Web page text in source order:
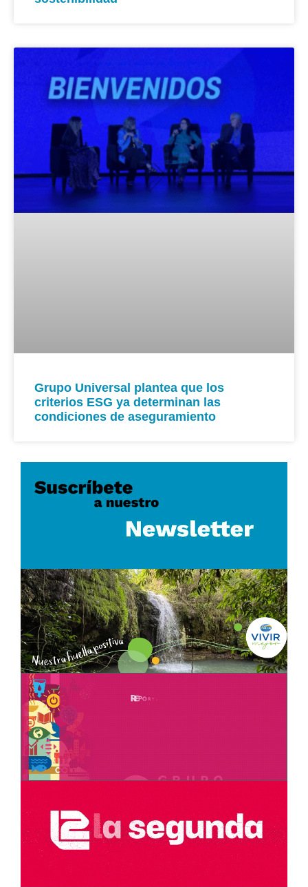
Grupo Universal plantea que los
criterios ESG ya determinan las
condiciones de aseguramiento